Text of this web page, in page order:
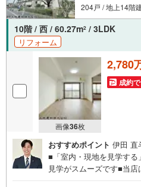
204戸 / 地上14階
10階 / 西 / 60.27m2 / 3LDK
リフォーム
画像36枚
2,780
成約
おすすめポイント 伊田 直
■「室内・現地を見学す
見学がスムーズです■当